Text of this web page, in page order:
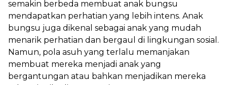
semakin berbeda membuat anak bungsu
mendapatkan perhatian yang lebih intens. Anak
bungsu juga dikenal sebagai anak yang mudah
menarik perhatian dan bergaul di lingkungan sosial.
Namun, pola asuh yang terlalu memanjakan
membuat mereka menjadi anak yang
bergantungan atau bahkan menjadikan mereka